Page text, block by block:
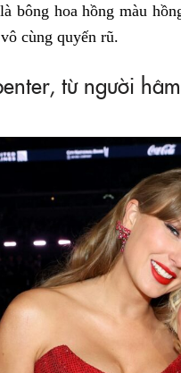
bông hoa hồng màu
cùng quyến rũ.
từ người